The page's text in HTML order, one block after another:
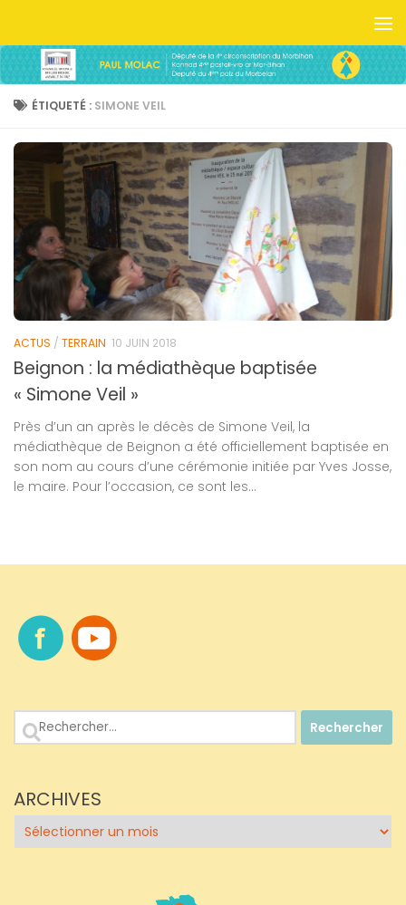
ÉTIQUETÉ : SIMONE VEIL
ACTUS / TERRAIN 10 JUIN 2018
Beignon : la médiathèque baptisée
« Simone Veil »
Près d’un an après le décès de Simone Veil, la
médiathèque de Beignon a été officiellement baptisée en
son nom au cours d’une cérémonie initiée par Yves Josse,
le maire. Pour l’occasion, ce sont les...
Rechercher :
ARCHIVES
Archives